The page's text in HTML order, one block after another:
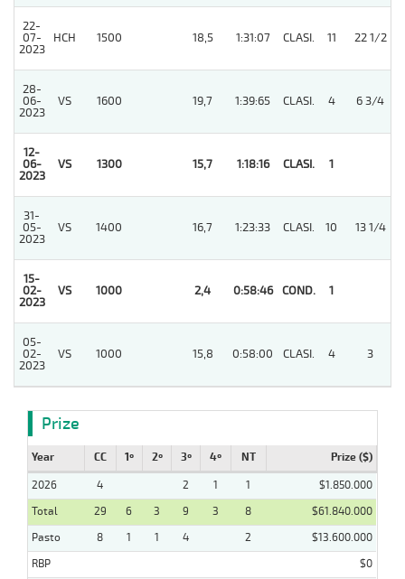
22-
07-
2023
HCH 1500 18,5 1:31:07 CLASI. 11 22 1/2
28-
06-
2023
VS 1600 19,7 1:39:65 CLASI. 4 6 3/4
12-
06-
2023
VS 1300 15,7 1:18:16 CLASI. 1
31-
05-
2023
VS 1400 16,7 1:23:33 CLASI. 10 13 1/4
15-
02-
2023
VS 1000 2,4 0:58:46 COND. 1
05-
02-
2023
VS 1000 15,8 0:58:00 CLASI. 4 3
Prize
Year CC 1º 2º 3º 4º NT Prize ($)
2026 4 2 1 1
$1.850.000
Total
29 6 3 9 3 8
$61.840.000
Pasto
8 1 1 4 2
$13.600.000
RBP
$0